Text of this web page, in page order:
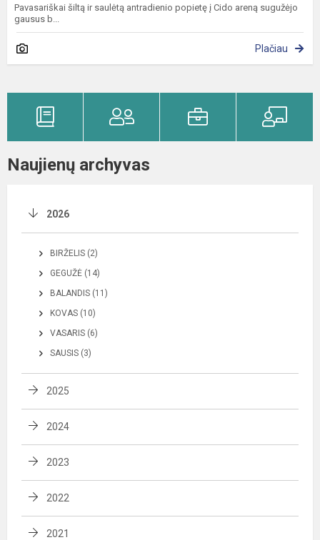
Pavasariškai šiltą ir saulėtą antradienio popietę į Cido areną sugužėjo
gausus b...
Plačiau
Naujienų archyvas
2026
BIRŽELIS (2)
GEGUŽĖ (14)
BALANDIS (11)
KOVAS (10)
VASARIS (6)
SAUSIS (3)
2025
2024
2023
2022
2021